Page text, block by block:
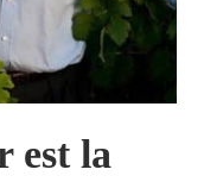
est la